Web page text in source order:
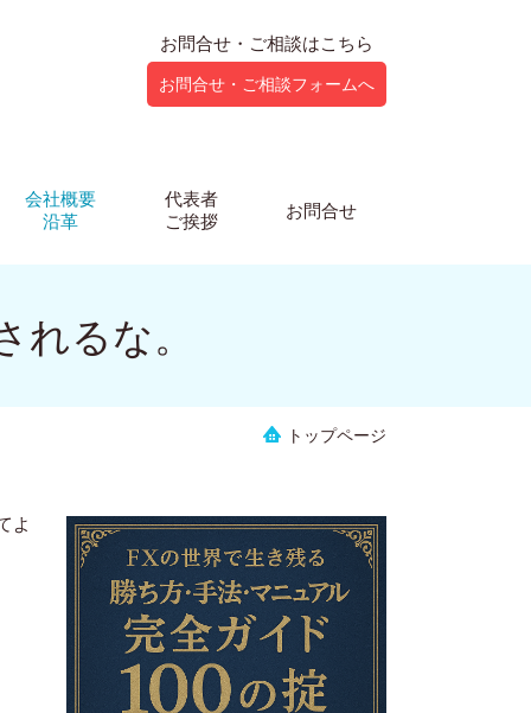
お問合せ・ご相談はこちら
お問合せ・ご相談フォームへ
会社概要
沿革
代表者
ご挨拶
お問合せ
るな。
トップページ
よ